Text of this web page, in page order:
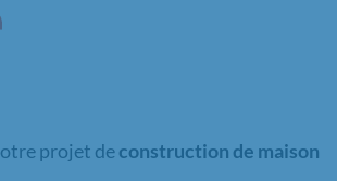
projet deconstruction de maison